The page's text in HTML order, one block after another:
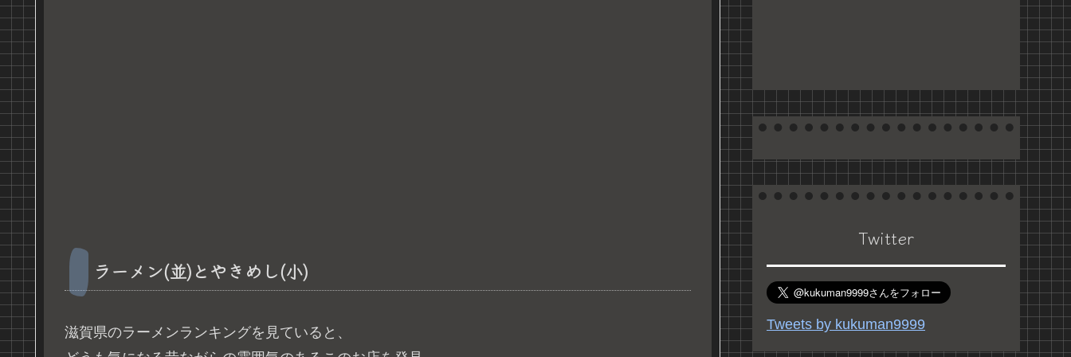
ラーメン(並)とやきめし(小)
滋賀県のラーメンランキングを見ていると、
Twitter
Tweets by kukuman9999